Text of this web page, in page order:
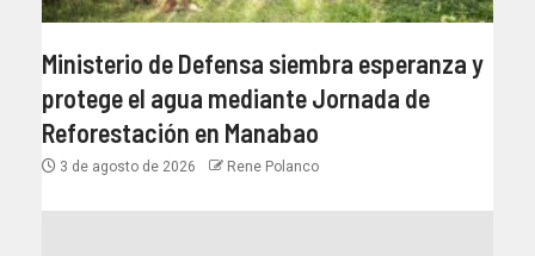
Ministerio de Defensa siembra esperanza y
protege el agua mediante Jornada de
Reforestación en Manabao
3 de agosto de 2026 Rene Polanco